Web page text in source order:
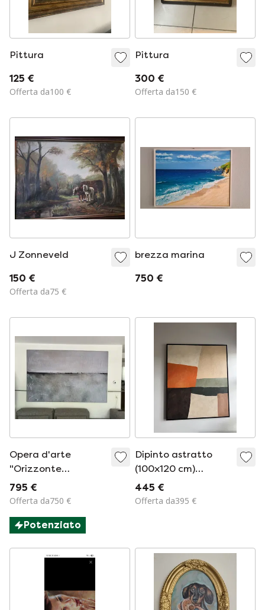
Pittura
125 €
Offerta da100 €
Pittura
300 €
Offerta da150 €
J Zonneveld
150 €
Offerta da75 €
brezza marina
750 €
Opera d'arte
"Orizzonte
invernale" di Maria
Kitano.
795 €
Offerta da750 €
Potenziato
Dipinto astratto
(100x120 cm)
Orizzonte n. 1 🧡🌾
445 €
Offerta da395 €